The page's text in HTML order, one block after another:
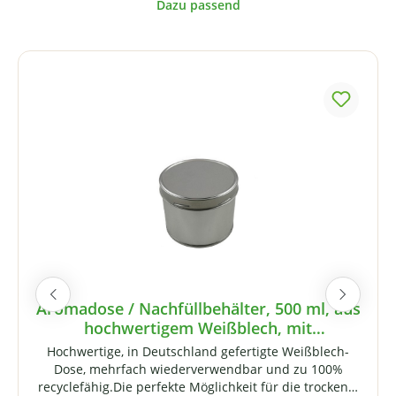
Produktgalerie überspringen
Aromadose / Nachfüllbehälter, 500 ml, aus
hochwertigem Weißblech, mit
Schraubverschluss
Hochwertige, in Deutschland gefertigte Weißblech-
Dose, mehrfach wiederverwendbar und zu 100%
recyclefähig.Die perfekte Möglichkeit für die trockene,